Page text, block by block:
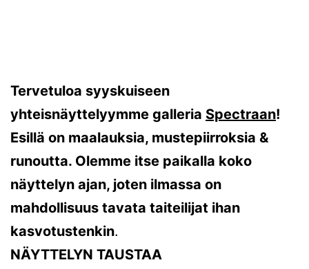
Tervetuloa syyskuiseen
yhteisnäyttelyymme galleria Spectraan!
Esillä on maalauksia, mustepiirroksia &
runoutta. Olemme itse paikalla koko
näyttelyn ajan, joten ilmassa on
mahdollisuus tavata taiteilijat ihan
kasvotustenkin.
NÄYTTELYN TAUSTAA